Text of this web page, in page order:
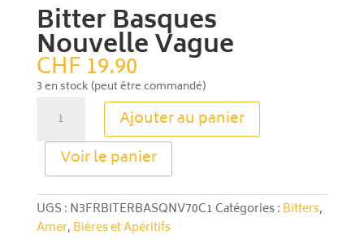
Bitter Basques
Nouvelle Vague
CHF19.90
3 en stock (peut être commandé)
Bitter
Basques
Nouvelle
Vague
Ajouter au panier
Voir le panier
A
l
e
UGS : N3FRBITERBASQNV70C1Catégories : Bitters,
Amer, Bières et Apéritifs